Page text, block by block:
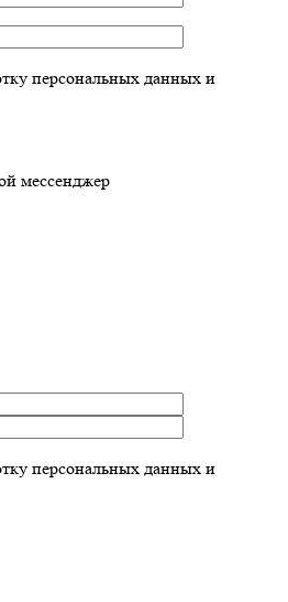
персональных данных и
мессенджер
персональных данных и